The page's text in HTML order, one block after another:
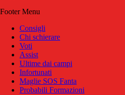
Footer Menu
Consigli
Chi schierare
Voti
Assist
Ultime dai campi
Infortunati
Maglie SOS Fanta
Probabili Formazioni